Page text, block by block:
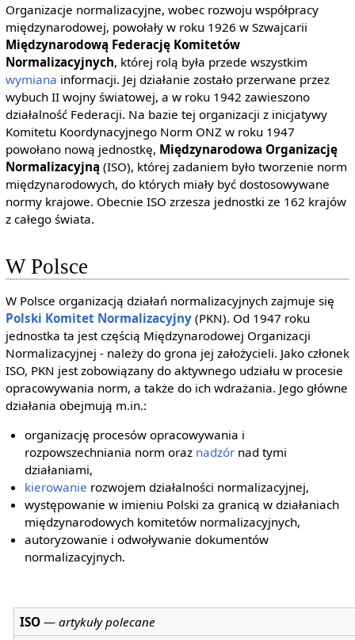
Organizacje normalizacyjne, wobec rozwoju współpracy
międzynarodowej, powołały w roku 1926 w Szwajcarii
Międzynarodową Federację Komitetów
Normalizacyjnych, której rolą była przede wszystkim
wymiana informacji. Jej działanie zostało przerwane przez
wybuch II wojny światowej, a w roku 1942 zawieszono
działalność Federacji. Na bazie tej organizacji z inicjatywy
Komitetu Koordynacyjnego Norm ONZ w roku 1947
powołano nową jednostkę, Międzynarodowa Organizację
Normalizacyjną (ISO), której zadaniem było tworzenie norm
międzynarodowych, do których miały być dostosowywane
normy krajowe. Obecnie ISO zrzesza jednostki ze 162 krajów
z całego świata.
W Polsce
W Polsce organizacją działań normalizacyjnych zajmuje się
Polski Komitet Normalizacyjny(PKN). Od 1947 roku
jednostka ta jest częścią Międzynarodowej Organizacji
Normalizacyjnej - należy do grona jej założycieli. Jako członek
ISO, PKN jest zobowiązany do aktywnego udziału w procesie
opracowywania norm, a także do ich wdrażania. Jego główne
działania obejmują m.in.:
organizację procesów opracowywania i
rozpowszechniania norm oraz nadzór nad tymi
działaniami,
kierowanie rozwojem działalności normalizacyjnej,
występowanie w imieniu Polski za granicą w działaniach
międzynarodowych komitetów normalizacyjnych,
autoryzowanie i odwoływanie dokumentów
normalizacyjnych.
ISO —artykuły polecane